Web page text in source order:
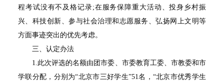
程考试没有不及格记录;在服务保障重大活动、投身乡村振
兴、科技创新、参与社会治理和志愿服务、弘扬网上文明等
方面事迹突出的优先考虑。
三、认定办法
1.此次评选的名额由团市委、市委教育工委、市教委和市
学联分配，分别为“北京市三好学生”51名，“北京市优秀学生